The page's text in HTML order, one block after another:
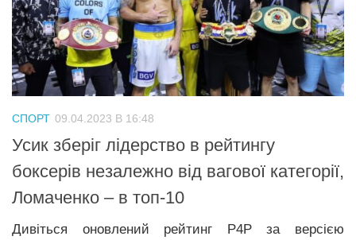
СПОРТ 09.04.2023 В 16:48
Усик зберіг лідерство в рейтингу
боксерів незалежно від вагової категорії,
Ломаченко – в топ-10
Дивіться оновлений рейтинг Р4Р за версією